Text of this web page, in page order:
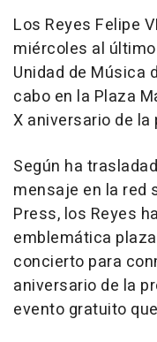
Los Reyes Felipe
miércoles al
Unidad de Música
cabo en la Plaza
X aniversario de
Según ha
mensaje en la red
Press, los Reyes
emblemática
concierto para
aniversario de la
evento gratuito